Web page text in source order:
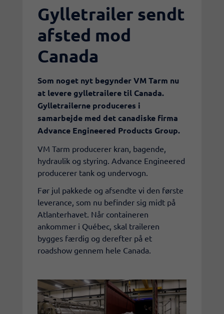
Gylletrailer sendt
afsted mod
Canada
Som noget nyt begynder VM Tarm nu
at levere gylletrailere til Canada.
Gylletrailerne produceres i
samarbejde med det canadiske firma
Advance Engineered Products Group.
VM Tarm producerer kran, bagende,
hydraulik og styring. Advance Engineered
producerer tank og undervogn.
Før jul pakkede og afsendte vi den første
leverance, som nu befinder sig midt på
Atlanterhavet. Når containeren
ankommer i Québec, skal traileren
bygges færdig og derefter på et
roadshow gennem hele Canada.